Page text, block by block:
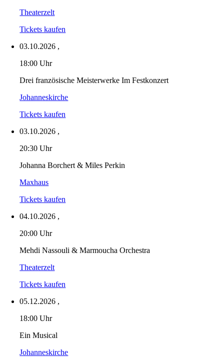
Theaterzelt
Tickets kaufen
03.10.2026 ,
18:00 Uhr
Drei französische Meisterwerke Im Festkonzert
Johanneskirche
Tickets kaufen
03.10.2026 ,
20:30 Uhr
Johanna Borchert & Miles Perkin
Maxhaus
Tickets kaufen
04.10.2026 ,
20:00 Uhr
Mehdi Nassouli & Marmoucha Orchestra
Theaterzelt
Tickets kaufen
05.12.2026 ,
18:00 Uhr
Ein Musical
Johanneskirche